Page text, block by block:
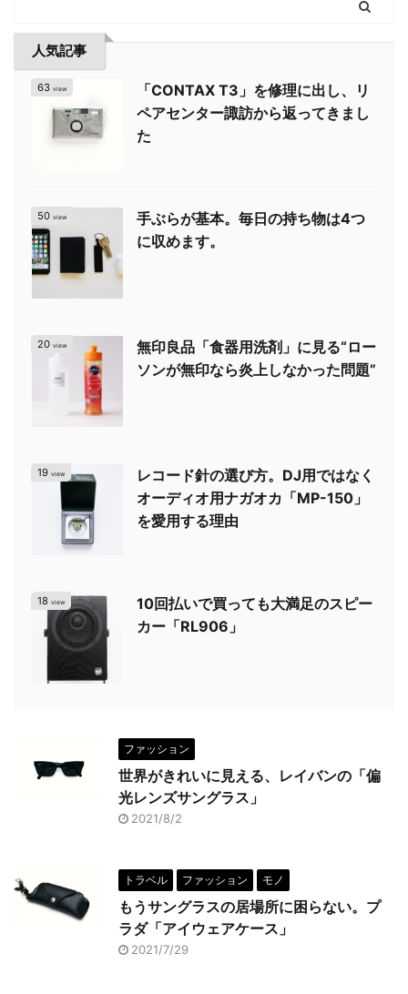
人気記事
63 view
「CONTAX T3」を修理に出し、リ
ペアセンター諏訪から返ってきまし
た
50 view
手ぶらが基本。毎日の持ち物は4つ
に収めます。
20 view
無印良品「食器用洗剤」に見る“ロー
ソンが無印なら炎上しなかった問題”
19 view
レコード針の選び方。DJ用ではなく
オーディオ用ナガオカ「MP-150」
を愛用する理由
18 view
10回払いで買っても大満足のスピー
カー「RL906」
ファッション
世界がきれいに見える、レイバンの「偏
光レンズサングラス」
2021/8/2
トラベル ファッション モノ
もうサングラスの居場所に困らない。プ
ラダ「アイウェアケース」
2021/7/29